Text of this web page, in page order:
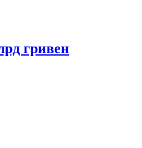
гривен